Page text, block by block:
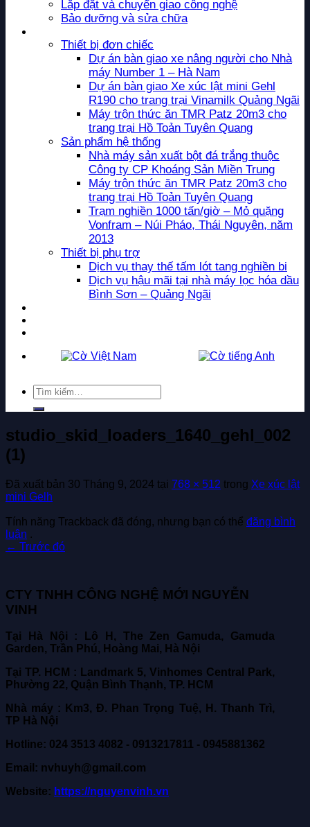
Lắp đặt và chuyển giao công nghệ
Bảo dưỡng và sửa chữa
Thiết bị đơn chiếc
Dự án bàn giao xe nâng người cho Nhà
máy Number 1 – Hà Nam
Dự án bàn giao Xe xúc lật mini Gehl
R190 cho trang trại Vinamilk Quảng Ngãi
Máy trộn thức ăn TMR Patz 20m3 cho
trang trại Hồ Toản Tuyên Quang
Sản phẩm hệ thống
Nhà máy sản xuất bột đá trắng thuộc
Công ty CP Khoáng Sản Miền Trung
Máy trộn thức ăn TMR Patz 20m3 cho
trang trại Hồ Toản Tuyên Quang
Trạm nghiền 1000 tấn/giờ – Mỏ quặng
Vonfram – Núi Pháo, Thái Nguyên, năm
2013
Thiết bị phụ trợ
Dịch vụ thay thế tấm lót tang nghiền bi
Dịch vụ hậu mãi tại nhà máy lọc hóa dầu
Bình Sơn – Quảng Ngãi
Tìm
kiếm:
studio_skid_loaders_1640_gehl_002
(1)
Đã xuất bản 30 Tháng 9, 2024 tại 768 × 512 trong Xe xúc lật
mini Gelh
Tính năng Trackback đã đóng, nhưng bạn có thể đăng bình
luận .
← Trước đó
CTY TNHH CÔNG NGHỆ MỚI NGUYỄN
VINH
Tại Hà Nội : Lô H, The Zen Gamuda, Gamuda
Garden, Trần Phú, Hoàng Mai, Hà Nội
Tại TP. HCM : Landmark 5, Vinhomes Central Park,
Phường 22, Quận Bình Thạnh, TP. HCM
Nhà máy : Km3, Đ. Phan Trọng Tuệ, H. Thanh Trì,
TP Hà Nội
Hotline: 024 3513 4082 - 0913217811 - 0945881362
Email: nvhuyh@gmail.com
Website: https://nguyenvinh.vn